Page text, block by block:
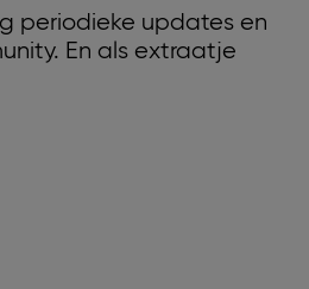
periodieke updates en
En als extraatje